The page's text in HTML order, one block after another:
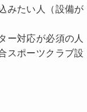
みたい人（設備が
ー対応が必須の人
スポーツクラブ設